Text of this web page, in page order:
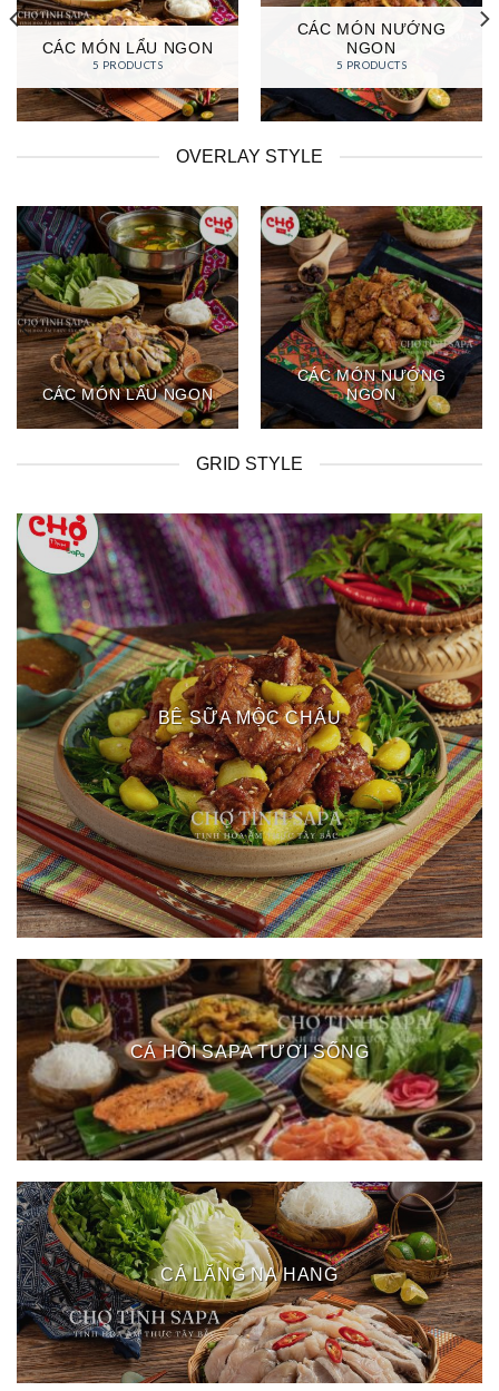
CÁC MÓN LẨU NGON
5 PRODUCTS
CÁC MÓN NƯỚNG
NGON
5 PRODUCTS
OVERLAY STYLE
CÁC MÓN LẨU NGON
CÁC MÓN NƯỚNG
NGON
GRID STYLE
BÊ SỮA MỘC CHÂU
CÁ HỒI SAPA TƯƠI SỐNG
CÁ LĂNG NA HANG